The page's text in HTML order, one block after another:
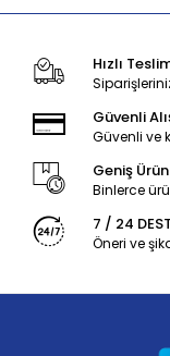
Hızlı
Güvenli
Güvenli ve
Geniş
Binlerce
7 / 24
Öneri ve